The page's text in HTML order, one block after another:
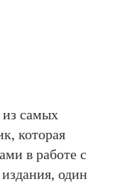
из самых
которая
в работе с
один